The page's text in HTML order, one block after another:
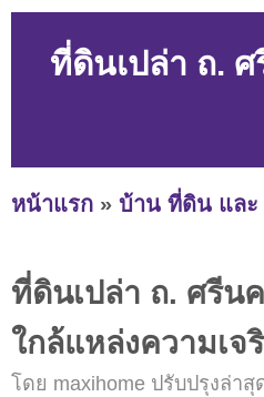
ที่ดินเปล่า ถ.
หน้าแรก » บ้าน ที่ดิน และ
ที่ดินเปล่า ถ. ศรีน
ใกล้แหล่งความเจ
โดย maxihome ปรับปรุงล่าสุ